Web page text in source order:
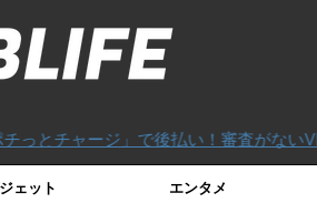
払い！審査がないVISAカード「バンドル
ェット エンタメ